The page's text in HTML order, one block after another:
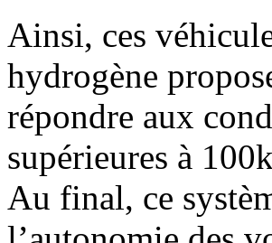
Ainsi, ces
hydrogène
répondre aux
supérieures à
Au final, ce